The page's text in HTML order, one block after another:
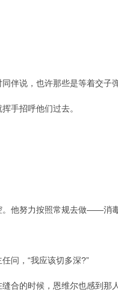
伴说，也许那些是等着交子
手招呼他们过去。
。他努力按照常规去做——消
问，“我应该切多深?”
合的时候，恩维尔也感到那